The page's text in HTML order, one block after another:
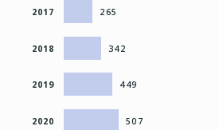
265
2017
342
2018
449
2019
507
2020